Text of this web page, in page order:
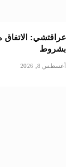
عراقتشي:
بشروط
أغسطس 8, 2026